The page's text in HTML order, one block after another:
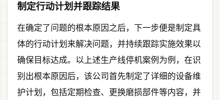
制定行动计划并跟踪结果
在确定了问题的根本原因之后，下一步便是制定具
体的行动计划来解决问题，并持续跟踪实施效果以
确保目标达成。以上述生产线停机案例为例，在识
别出根本原因后，该公司首先制定了详细的设备维
护计划，包括定期检查、更换磨损部件等内容，并